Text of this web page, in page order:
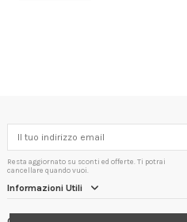
Resta aggiornato su sconti ed offerte. Ti potrai
cancellare quando vuoi.
Informazioni Utili